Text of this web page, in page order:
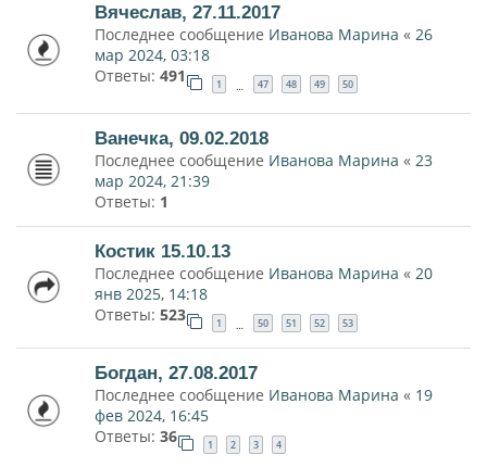
Вячеслав, 27.11.2017
Последнее сообщение Иванова Марина « 26
мар 2024, 03:18
Ответы: 491 1 … 47 48 49 50
Ванечка, 09.02.2018
Последнее сообщение Иванова Марина « 23
мар 2024, 21:39
Ответы: 1
Костик 15.10.13
Последнее сообщение Иванова Марина « 20
янв 2025, 14:18
Ответы: 523 1 … 50 51 52 53
Богдан, 27.08.2017
Последнее сообщение Иванова Марина « 19
фев 2024, 16:45
Ответы: 36 1 2 3 4